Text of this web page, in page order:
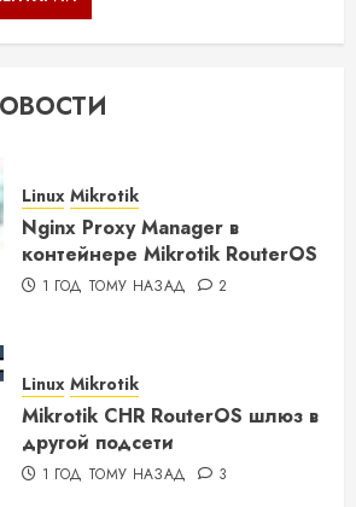
Linux Mikrotik
Nginx Proxy Manager в
контейнере Mikrotik RouterOS
1 ГОД ТОМУ НАЗАД 2
Linux Mikrotik
Mikrotik CHR RouterOS шлюз в
другой подсети
1 ГОД ТОМУ НАЗАД 3